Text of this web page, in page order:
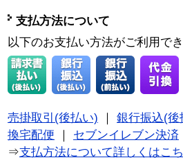
支払方法について
以下のお支払い方法がご利用で
売掛取引(後払い)
銀行振込(後
換宅配便
セブンイレブン決済
⇒支払方法について詳しくはこ